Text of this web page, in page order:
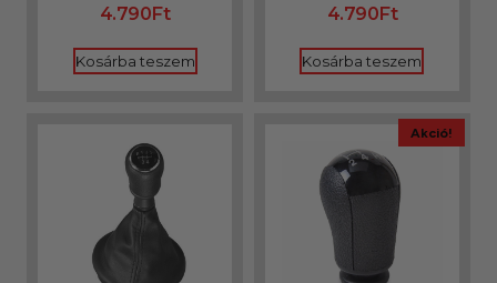
Értékelés:
5.00
4.790Ft
Kosárba teszem
Értékelés:
4.50
4.790Ft
Kosárba teszem
Akció!